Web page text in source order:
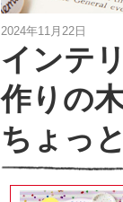
2024年11月22日
インテ
作りの
ちょっ